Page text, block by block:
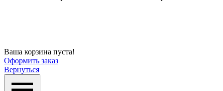
Ваша корзина пуста!
Оформить заказ
Вернуться